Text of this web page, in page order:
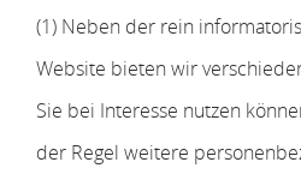
(1) Neben der rein
Website bieten wir
Sie bei Interesse nutzen
der Regel weitere